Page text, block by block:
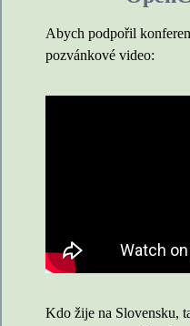
Abych podpořil
pozvánkové video:
Kdo žije na Slovensku,